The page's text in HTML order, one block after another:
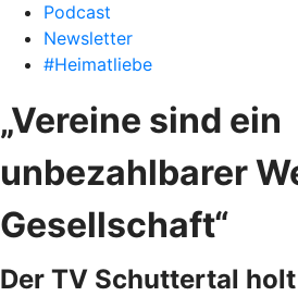
Podcast
Newsletter
#Heimatliebe
„Vereine sind ein
unbezahlbarer
Gesellschaft“
Der TV Schuttertal